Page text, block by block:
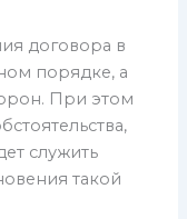
договора в
порядке, а
При этом
служить
такой